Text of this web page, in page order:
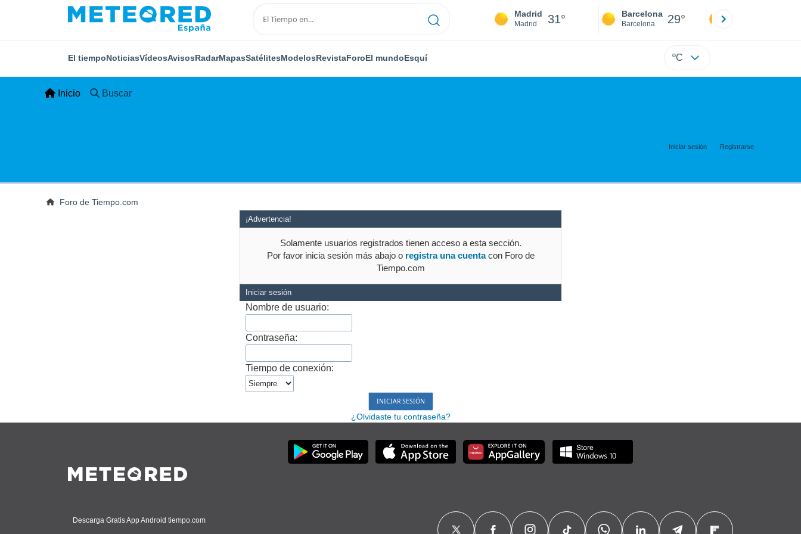
Madrid
Madrid 31° Barcelona
Barcelona 29°
El tiempoNoticiasVídeosAvisosRadarMapasSatélitesModelosRevistaForoEl mundoEsquí ºC
Inicio Buscar
Iniciar sesión Registrarse
Foro de Tiempo.com
¡Advertencia!
Solamente usuarios registrados tienen acceso a esta sección.
Por favor inicia sesión más abajo o registra una cuentacon Foro de
Tiempo.com
Iniciar sesión
Nombre de usuario:
Contraseña:
Tiempo de conexión:
¿Olvidaste tu contraseña?
Descarga Gratis App Android tiempo.com